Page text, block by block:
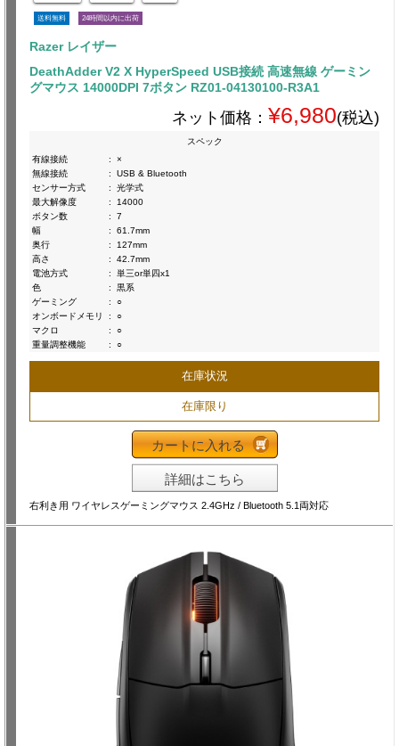
送料無料 24時間以内に出荷
Razer レイザー
DeathAdder V2 X HyperSpeed USB接続 高速無線 ゲーミン
グマウス 14000DPI 7ボタン RZ01-04130100-R3A1
ネット価格： ¥6,980(税込)
スペック
有線接続
:
×
無線接続
:
USB & Bluetooth
センサー方式
:
光学式
最大解像度
:
14000
ボタン数
:
7
幅
:
61.7mm
奥行
:
127mm
高さ
:
42.7mm
電池方式
:
単三or単四x1
色
:
黒系
ゲーミング
:
○
オンボードメモリ
:
○
マクロ
:
○
重量調整機能
: ○
在庫状況
在庫限り
カートに入れる
詳細はこちら
右利き用 ワイヤレスゲーミングマウス 2.4GHz / Bluetooth 5.1両対応